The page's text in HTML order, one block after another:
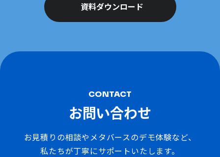
資料ダウンロード
CONTACT
お問い合わせ
お見積りの相談やメタバースのデモ体験など、
私たちが丁寧にサポートいたします。